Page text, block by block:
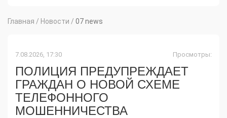
Главная / Новости / 07 news
7.08.2026, 17:30 Просмотры:
ПОЛИЦИЯ ПРЕДУПРЕЖДАЕТ
ГРАЖДАН О НОВОЙ СХЕМЕ
ТЕЛЕФОННОГО
МОШЕННИЧЕСТВА